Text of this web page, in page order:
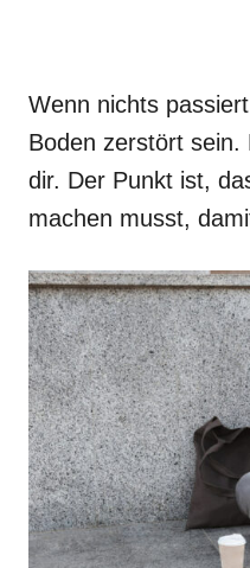
Wenn nichts
Boden zerstört
dir. Der Punkt ist,
machen musst,